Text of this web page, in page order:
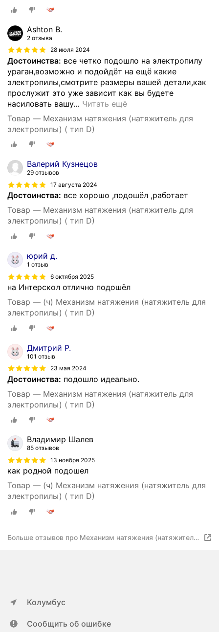
Ashton B.
2 отзыва
28 июля 2024
Достоинства: все четко подошло на электропилу
ураган,возможно и подойдёт на ещё какие
электропилы,смотрите размеры вашей детали,как
прослужит это уже зависит как вы будете
насиловать вашу… Читать ещё
Товар — Механизм натяжения (натяжитель для
электропилы) ( тип D)
Валерий Кузнецов
29 отзывов
17 августа 2024
Достоинства: все хорошо ,подошёл ,работает
Товар — Механизм натяжения (натяжитель для
электропилы) ( тип D)
юрий д.
1 отзыв
6 октября 2025
на Интерскол отлично подошёл
Товар — (ч) Механизм натяжения (натяжитель для
электропилы) ( тип D)
Дмитрий Р.
101 отзыв
23 мая 2024
Достоинства: подошло идеально.
Товар — Механизм натяжения (натяжитель для
электропилы) ( тип D)
Владимир Шалев
85 отзывов
13 ноября 2025
как родной подошел
Товар — (ч) Механизм натяжения (натяжитель для
электропилы) ( тип D)
Больше отзывов про Механизм натяжения (натяжитель
Колумбус
Сообщить об ошибке